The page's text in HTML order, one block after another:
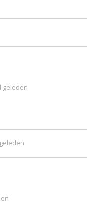
geleden